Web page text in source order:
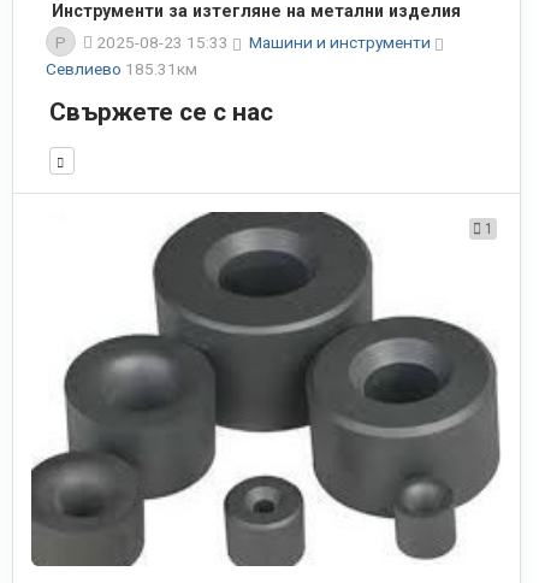
Инструменти за изтегляне на метални изделия
P
2025-08-23 15:33
Машини и инструменти
Севлиево 185.31км
Свържете се с нас
1